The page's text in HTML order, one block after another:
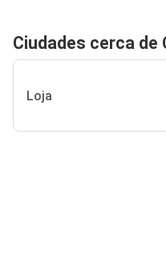
Ciudades cerca de
Loja